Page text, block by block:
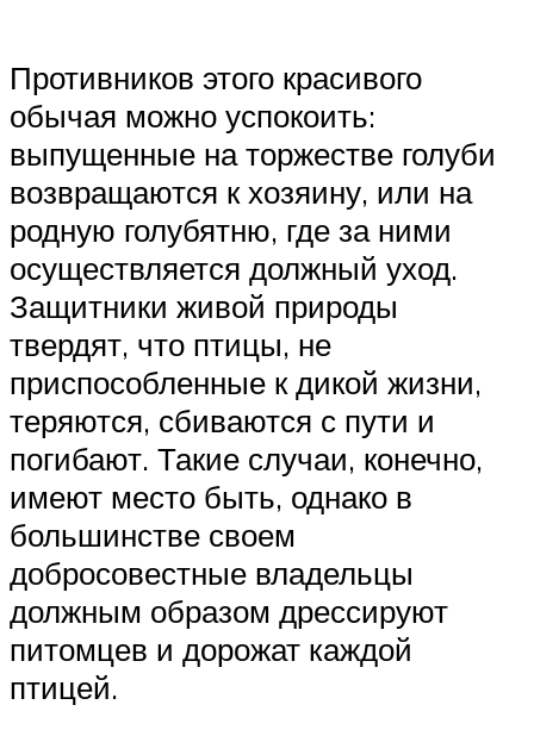
Противников этого красивого
обычая можно успокоить:
выпущенные на торжестве голуби
возвращаются к хозяину, или на
родную голубятню, где за ними
осуществляется должный уход.
Защитники живой природы
твердят, что птицы, не
приспособленные к дикой жизни,
теряются, сбиваются с пути и
погибают. Такие случаи, конечно,
имеют место быть, однако в
большинстве своем
добросовестные владельцы
должным образом дрессируют
питомцев и дорожат каждой
птицей.